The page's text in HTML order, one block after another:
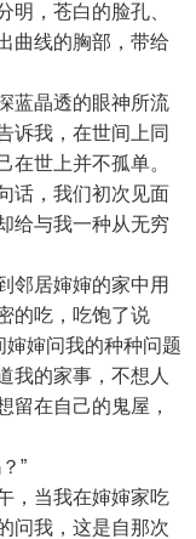
明，苍白的脸孔、
曲线的胸部，带给
晶透的眼神所流
诉我，在世间上同
在世上并不孤单。
，我们初次见面
给与我一种从无穷
居婶婶的家中用
的吃，吃饱了说
婶婶问我的种种问题
我的家事，不想人
留在自己的鬼屋，
”
当我在婶婶家吃
问我，这是自那次